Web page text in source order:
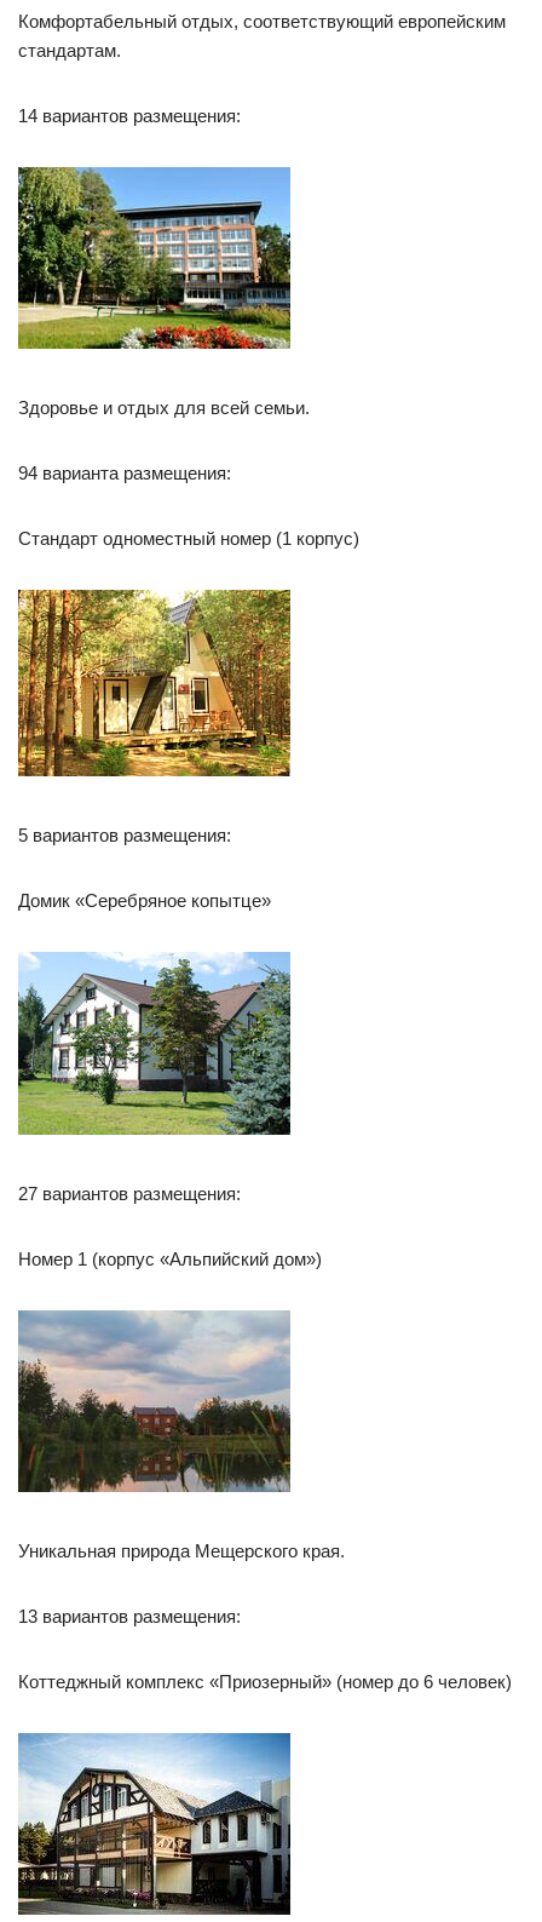
Комфортабельный отдых, соответствующий европейским
стандартам.
14 вариантов размещения:
Здоровье и отдых для всей семьи.
94 варианта размещения:
Стандарт одноместный номер (1 корпус)
5 вариантов размещения:
Домик «Серебряное копытце»
27 вариантов размещения:
Номер 1 (корпус «Альпийский дом»)
Уникальная природа Мещерского края.
13 вариантов размещения:
Коттеджный комплекс «Приозерный» (номер до 6 человек)